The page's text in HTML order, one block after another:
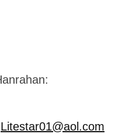
Litestar01@aol.com